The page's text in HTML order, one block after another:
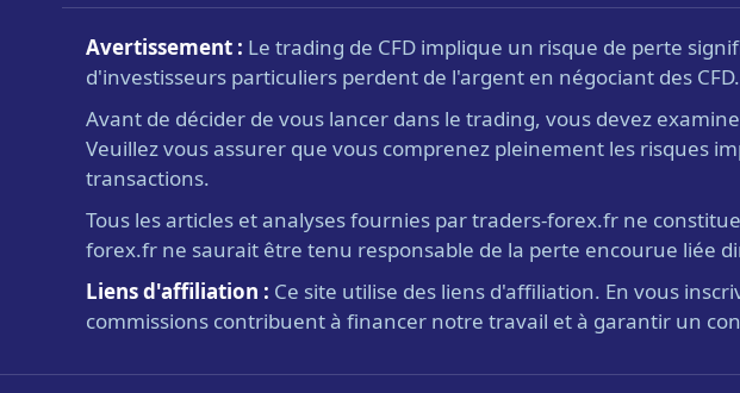
Avertissement : Le trading de CFD implique un risque de perte
d'investisseurs particuliers perdent de l'argent en négociant des CFD.
Avant de décider de vous lancer dans le trading, vous devez
Veuillez vous assurer que vous comprenez pleinement les risques
transactions.
Tous les articles et analyses fournies par traders-forex.fr ne
forex.fr ne saurait être tenu responsable de la perte encourue liée
Liens d'affiliation : Ce site utilise des liens d'affiliation. En vous
commissions contribuent à financer notre travail et à garantir un